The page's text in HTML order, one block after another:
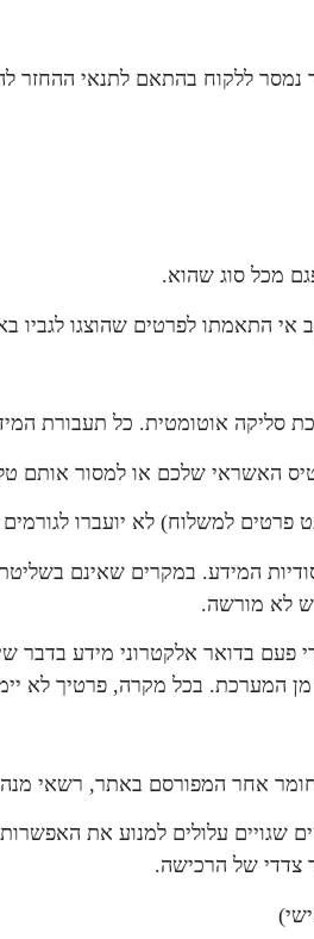
נמסר ללקוח בהתאם לתנאי ההחזר
מכל סוג שהוא.
התאמתו לפרטים שהוצגו לגביו
האשראי שלכם או למסור אותם
למשלוח) לא יועברו לגורמים
המידע. במקרים שאינם
לא מורשה.
בדואר אלקטרוני מידע בדבר
המערכת. בכל מקרה, פרטיך לא
חומר אחר המפורסם באתר, רשאי
שגויים עלולים למנוע את
צדדי של הרכישה.